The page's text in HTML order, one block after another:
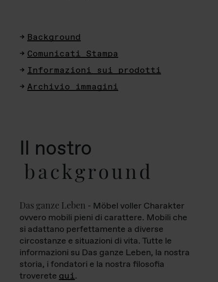
Background
Comunicati Stampa
Informazioni sui prodotti
Archivio immagini
Il nostro
background
Das ganze Leben - Möbel voller Charakter
ovvero mobili pieni di carattere. Mobili che
si adattano perfettamente a diverse
circostanze e situazioni di vita. Tutte le
informazioni su Das ganze Leben, la nostra
storia, i fondatori e la nostra filosofia
troverete qui.